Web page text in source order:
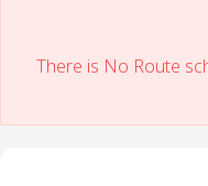
There is No Route